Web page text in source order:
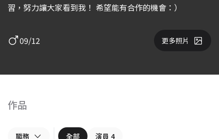
習，努力讓大家看到我！ 希望能有合作的機會：）
09/12 更多照片
作品
職務 全部 演員 4